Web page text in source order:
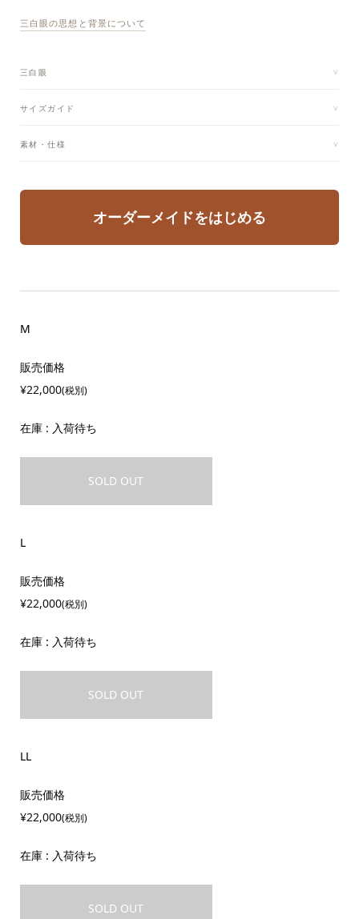
三白眼の思想と背景について
三白眼
サイズガイド
素材・仕様
オーダーメイドをはじめる
M
販売価格
¥22,000(税別)
在庫 : 入荷待ち
SOLD OUT
L
販売価格
¥22,000(税別)
在庫 : 入荷待ち
SOLD OUT
LL
販売価格
¥22,000(税別)
在庫 : 入荷待ち
SOLD OUT